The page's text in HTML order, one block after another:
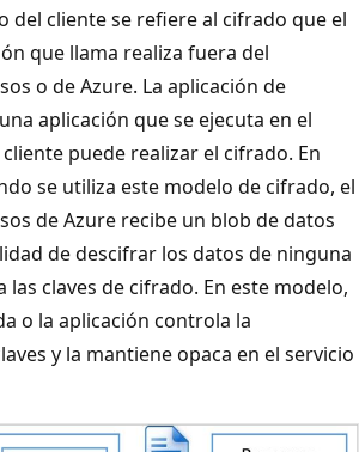
del cliente se refiere al cifrado que el
que llama realiza fuera del
o de Azure. La aplicación de
aplicación que se ejecuta en el
puede realizar el cifrado. En
se utiliza este modelo de cifrado, el
de Azure recibe un blob de datos
de descifrar los datos de ninguna
las claves de cifrado. En este modelo,
o la aplicación controla la
y la mantiene opaca en el servicio